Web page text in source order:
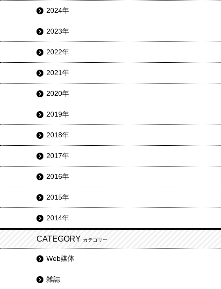
2024年
2023年
2022年
2021年
2020年
2019年
2018年
2017年
2016年
2015年
2014年
CATEGORY カテゴリー
Web媒体
雑誌